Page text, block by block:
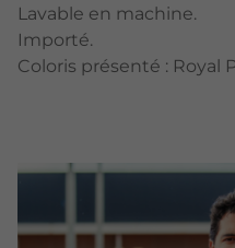
Lavable en machine.
Importé.
Coloris présenté : Royal